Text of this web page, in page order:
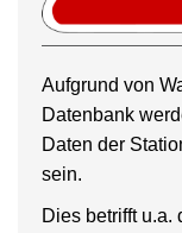
Aufgrund von
Datenbank
Daten der
sein.
Dies betrifft